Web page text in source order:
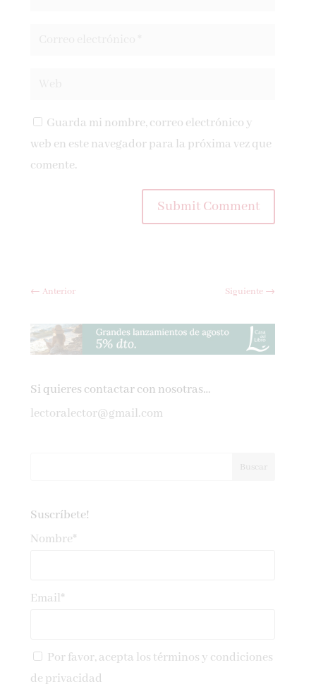
Guarda mi nombre, correo electrónico y
web en este navegador para la próxima vez que
comente.
Submit Comment
← Anterior Siguiente→
Si quieres contactar con nosotras…
lectoralector@gmail.com
Suscríbete!
Nombre*
Email*
Por favor, acepta los términos y condiciones
de privacidad